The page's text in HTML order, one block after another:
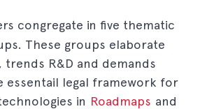
congregate in five thematic
These groups elaborate
trends R&D and demands
essentail legal framework for
in Roadmaps and